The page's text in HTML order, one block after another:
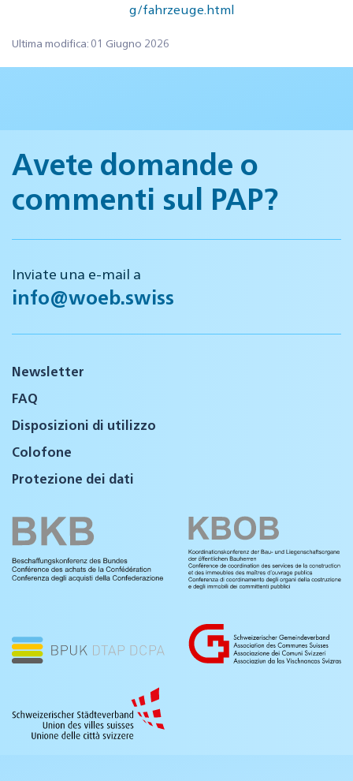
g/fahrzeuge.html
Ultima modifica: 01 Giugno 2026
Avete domande o
commenti sul PAP?
Inviate una e-mail a
info@woeb.swiss
Newsletter
FAQ
Disposizioni di utilizzo
Colofone
Protezione dei dati